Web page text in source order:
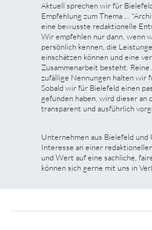
Aktuell sprechen wir für
Empfehlung zum Thema ...
eine bewusste redaktionelle
Wir empfehlen nur dann, wenn
persönlich kennen, die
einschätzen können und eine
Zusammenarbeit besteht.
zufällige Nennungen halten wir
Sobald wir für Bielefeld einen
gefunden haben, wird dieser an
transparent und ausführlich
Unternehmen aus Bielefeld und
Interesse an einer
und Wert auf eine sachliche,
können sich gerne mit uns in